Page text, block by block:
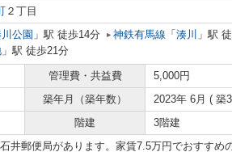
２丁目
公園 」駅 徒歩14分 神鉄有馬線 「 湊川 」駅
」駅 徒歩21分
管理費・共益費
5,000円
築年月（築年数）
2023年 6月 ( 築
階建 3階建
井郵便局があります。家賃7.5万円でおすすめ